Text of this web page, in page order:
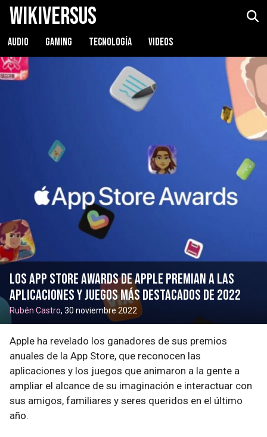
WikiVersus
AUDIO GAMING TECNOLOGÍA VIDEOS
Los App Store Awards de Apple premian a las
aplicaciones y juegos más destacados de 2022
Rubén Castro, 30 noviembre 2022
Apple ha revelado los ganadores de sus premios
anuales de la App Store, que reconocen las
aplicaciones y los juegos que animaron a la gente a
ampliar el alcance de su imaginación e interactuar con
sus amigos, familiares y seres queridos en el último
año.